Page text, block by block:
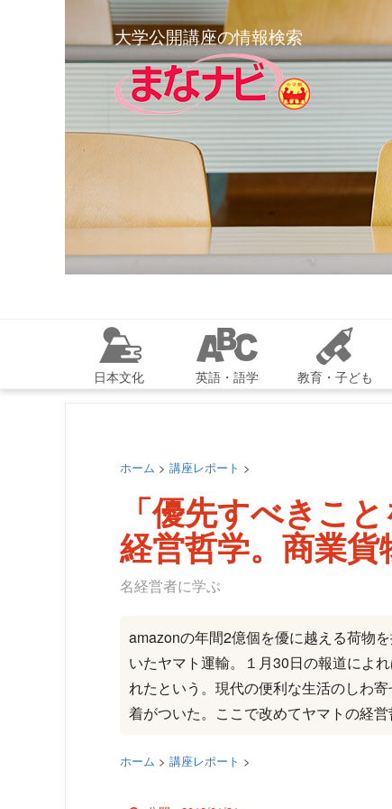
大学公開講座の情報検索
日本文化 英語・語学 教育・子ども
ホーム > 講座レポート >
「優先すべきこ
経営哲学。商業貨
名経営者に学ぶ
amazonの年間2億個を優に越える荷物
いたヤマト運輸。１月30日の報道によ
れたという。現代の便利な生活のしわ
着がついた。ここで改めてヤマトの経営
ホーム > 講座レポート >